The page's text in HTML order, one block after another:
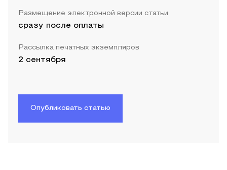
Размещение электронной версии статьи
сразу после оплаты
Рассылка печатных экземпляров
2 сентября
Опубликовать статью